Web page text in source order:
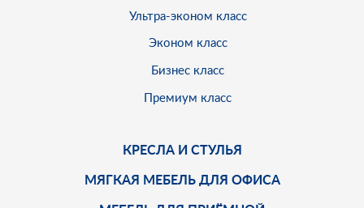
Ультра-эконом класс
Эконом класс
Бизнес класс
Премиум класс
КРЕСЛА И СТУЛЬЯ
МЯГКАЯ МЕБЕЛЬ ДЛЯ ОФИСА